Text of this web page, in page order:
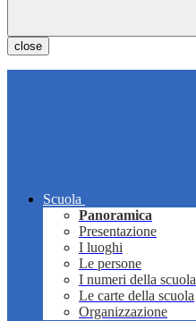
close
Scuola
Panoramica
Presentazione
I luoghi
Le persone
I numeri della scuola
Le carte della scuola
Organizzazione